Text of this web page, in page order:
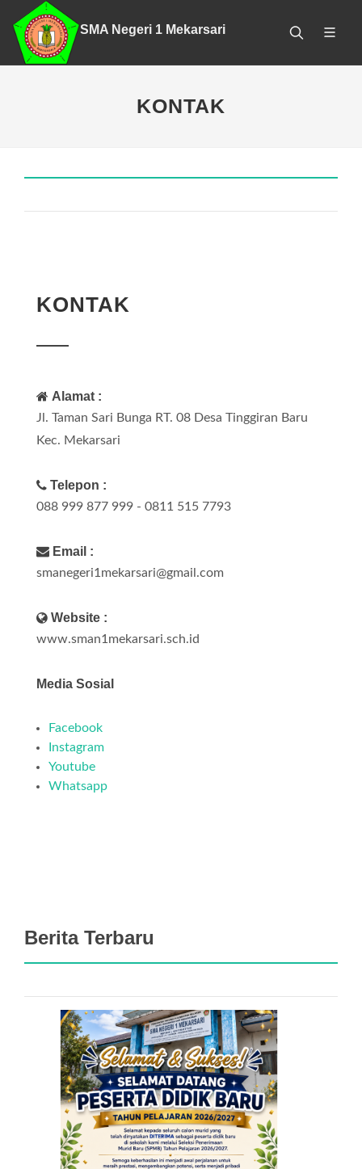
SMA Negeri 1 Mekarsari
KONTAK
KONTAK
Alamat :
Jl. Taman Sari Bunga RT. 08 Desa Tinggiran Baru
Kec. Mekarsari
Telepon :
088 999 877 999 - 0811 515 7793
Email :
smanegeri1mekarsari@gmail.com
Website :
www.sman1mekarsari.sch.id
Media Sosial
Facebook
Instagram
Youtube
Whatsapp
Berita Terbaru